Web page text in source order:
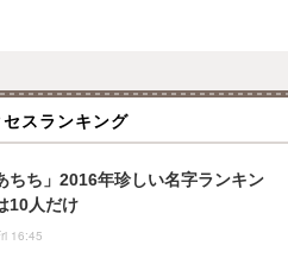
スランキング
ちち」2016年珍しい名字ランキン
10人だけ
16:45